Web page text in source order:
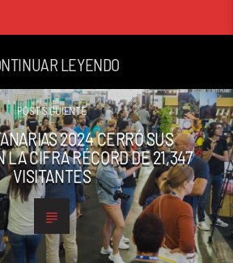
LEYENDO
POST SIGUIENTE
2024 CERRÓ SUS
LA CIFRA RÉCORD DE 21,347
VISITANTES